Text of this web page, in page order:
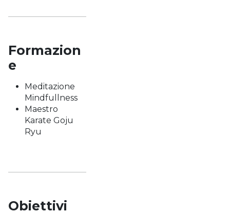
Formazion
e
Meditazione
Mindfullness
Maestro
Karate Goju
Ryu
Obiettivi